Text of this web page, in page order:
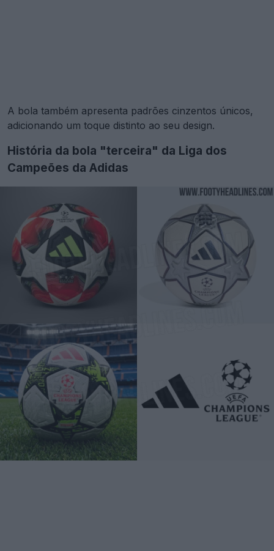
A bola também apresenta padrões cinzentos únicos,
adicionando um toque distinto ao seu design.
História da bola "terceira" da Liga dos
Campeões da Adidas